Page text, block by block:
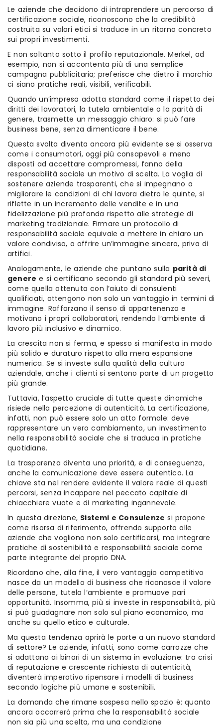
Le aziende che decidono di intraprendere un percorso di
certificazione sociale, riconoscono che la credibilità
costruita su valori etici si traduce in un ritorno concreto
sui propri investimenti.
E non soltanto sotto il profilo reputazionale. Merkel, ad
esempio, non si accontenta più di una semplice
campagna pubblicitaria; preferisce che dietro il marchio
ci siano pratiche reali, visibili, verificabili.
Quando un’impresa adotta standard come il rispetto dei
diritti dei lavoratori, la tutela ambientale o la parità di
genere, trasmette un messaggio chiaro: si può fare
business bene, senza dimenticare il bene.
Questa svolta diventa ancora più evidente se si osserva
come i consumatori, oggi più consapevoli e meno
disposti ad accettare compromessi, fanno della
responsabilità sociale un motivo di scelta. La voglia di
sostenere aziende trasparenti, che si impegnano a
migliorare le condizioni di chi lavora dietro le quinte, si
riflette in un incremento delle vendite e in una
fidelizzazione più profonda rispetto alle strategie di
marketing tradizionale. Firmare un protocollo di
responsabilità sociale equivale a mettere in chiaro un
valore condiviso, a offrire un’immagine sincera, priva di
artifici.
Analogamente, le aziende che puntano sulla parità di
genere e si certificano secondo gli standard più severi,
come quella ottenuta con l’aiuto di consulenti
qualificati, ottengono non solo un vantaggio in termini di
immagine. Rafforzano il senso di appartenenza e
motivano i propri collaboratori, rendendo l’ambiente di
lavoro più inclusivo e dinamico.
La crescita non si ferma, e spesso si manifesta in modo
più solido e duraturo rispetto alla mera espansione
numerica. Se si investe sulla qualità della cultura
aziendale, anche i clienti si sentono parte di un progetto
più grande.
Tuttavia, l’aspetto cruciale di tutte queste dinamiche
risiede nella percezione di autenticità. La certificazione,
infatti, non può essere solo un atto formale: deve
rappresentare un vero cambiamento, un investimento
nella responsabilità sociale che si traduca in pratiche
quotidiane.
La trasparenza diventa una priorità, e di conseguenza,
anche la comunicazione deve essere autentica. La
chiave sta nel rendere evidente il valore reale di questi
percorsi, senza incappare nel peccato capitale di
chiacchiere vuote e di marketing ingannevole.
In questa direzione, Sistemi e Consulenze si propone
come risorsa di riferimento, offrendo supporto alle
aziende che vogliono non solo certificarsi, ma integrare
pratiche di sostenibilità e responsabilità sociale come
parte integrante del proprio DNA.
Ricordano che, alla fine, il vero vantaggio competitivo
nasce da un modello di business che riconosce il valore
delle persone, tutela l’ambiente e promuove pari
opportunità. Insomma, più si investe in responsabilità, più
si può guadagnare non solo sul piano economico, ma
anche su quello etico e culturale.
Ma questa tendenza aprirà le porte a un nuovo standard
di settore? Le aziende, infatti, sono come carrozze che
si adattano ai binari di un sistema in evoluzione: tra crisi
di reputazione e crescente richiesta di autenticità,
diventerà imperativo ripensare i modelli di business
secondo logiche più umane e sostenibili.
La domanda che rimane sospesa nello spazio è: quanto
ancora occorrerà prima che la responsabilità sociale
non sia più una scelta, ma una condizione